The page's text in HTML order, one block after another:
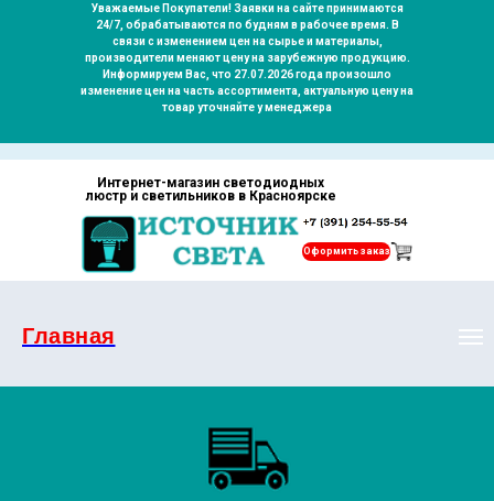
Уважаемые Покупатели! Заявки на сайте принимаются
24/7, обрабатываются по будням в рабочее время. В
связи с изменением цен на сырье и материалы,
производители меняют цену на зарубежную продукцию.
Информируем Вас, что 27.07.2026 года произошло
изменение цен на часть ассортимента, актуальную цену на
товар уточняйте у менеджера
Оформить заказ
Интернет-магазин светодиодных
люстр и светильников в Красноярске
Главная